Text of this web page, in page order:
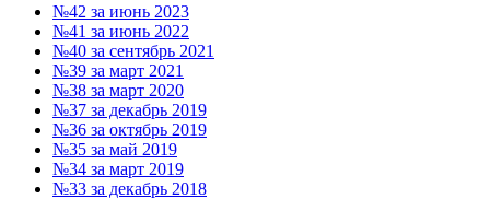
№42 за июнь 2023
№41 за июнь 2022
№40 за сентябрь 2021
№39 за март 2021
№38 за март 2020
№37 за декабрь 2019
№36 за октябрь 2019
№35 за май 2019
№34 за март 2019
№33 за декабрь 2018